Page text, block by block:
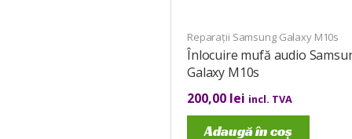
Reparații Samsung Galaxy M10s
Înlocuire mufă audio
Galaxy M10s
200,00 lei incl. TVA
Adaugă în coș